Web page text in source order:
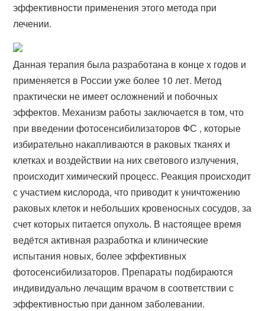
эффективности применения этого метода при
лечении.
Данная терапия была разработана в конце х годов и
применяется в России уже более 10 лет. Метод
практически не имеет осложнений и побочных
эффектов. Механизм работы заключается в том, что
при введении фотосенсибилизаторов ФС , которые
избирательно накапливаются в раковых тканях и
клетках и воздействии на них светового излучения,
происходит химический процесс. Реакция происходит
с участием кислорода, что приводит к уничтожению
раковых клеток и небольших кровеносных сосудов, за
счет которых питается опухоль. В настоящее время
ведётся активная разработка и клинические
испытания новых, более эффективных
фотосенсибилизаторов. Препараты подбираются
индивидуально лечащим врачом в соответствии с
эффективностью при данном заболевании.